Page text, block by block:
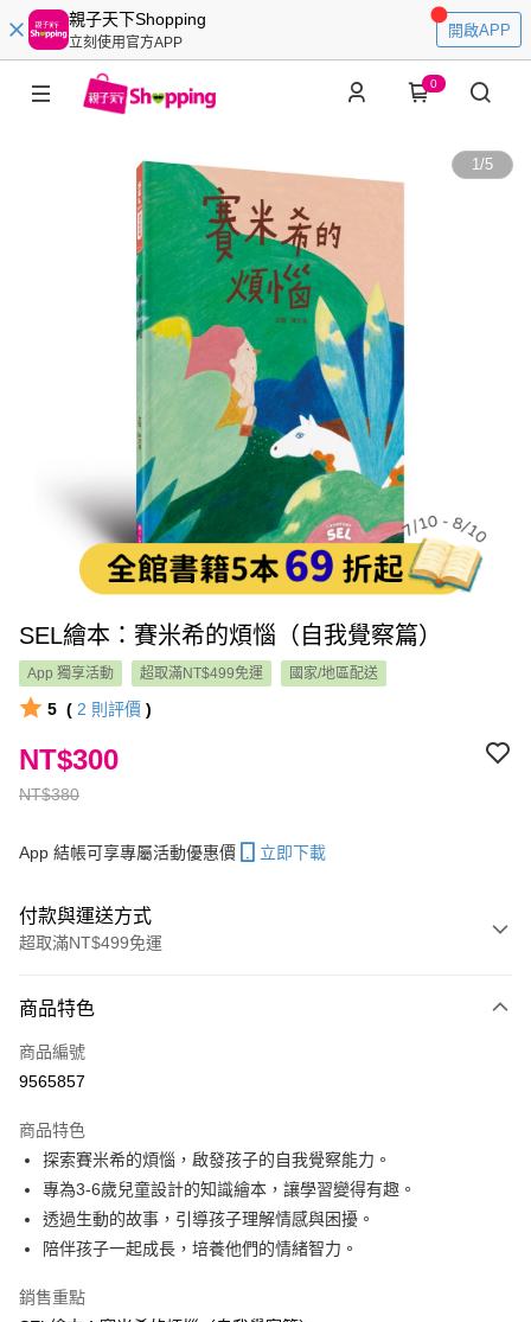
親子天下Shopping
立刻使用官方APP
開啟APP
0
1/5
SEL繪本：賽米希的煩惱（自我覺察篇）
App 獨享活動 超取滿NT$499免運 國家/地區配送
5 ( 2 則評價 )
NT$380
NT$300
App 結帳可享專屬活動優惠價 立即下載
付款與運送方式
超取滿NT$499免運
信用卡一次付款
LINE Pay
大哥付你分期
相關說明
【大哥付你分期使用說明】
1.本服務由台灣大哥大提供，台灣大哥大用戶可立即使用無須另外申請。
2.付款方式選擇「大哥付你分期」，訂單成立後會自動跳轉到大哥付的交易
成交易。
3.實際核准額度、可分期數及費用金額請依後續交易確認頁面所載為準。
AFTEE先享後付
相關說明
AFTEE先享後付是「在收到商品之後才付款」的支付方式。 讓您購物簡單
ATM付款
商品特色
商品編號
9565857
商品特色
探索賽米希的煩惱，啟發孩子的自我覺察能力。
專為3-6歲兒童設計的知識繪本，讓學習變得有趣。
透過生動的故事，引導孩子理解情感與困擾。
陪伴孩子一起成長，培養他們的情緒智力。
銷售重點